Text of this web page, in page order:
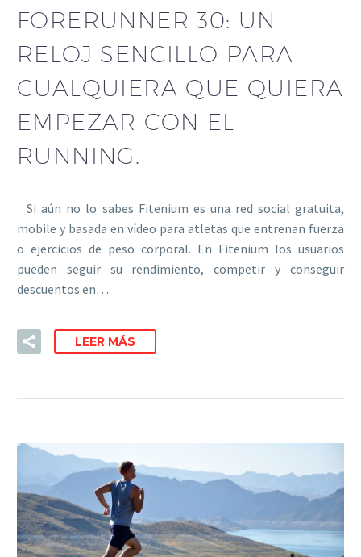
FORERUNNER 30: UN
RELOJ SENCILLO PARA
CUALQUIERA QUE QUIERA
EMPEZAR CON EL
RUNNING.
Si aún no lo sabes Fitenium es una red social gratuita,
mobile y basada en vídeo para atletas que entrenan fuerza
o ejercicios de peso corporal. En Fitenium los usuarios
pueden seguir su rendimiento, competir y conseguir
descuentos en…
LEER MÁS